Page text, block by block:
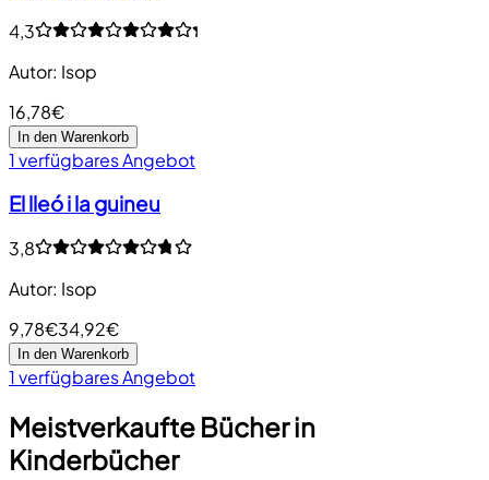
4,3
Autor: Isop
16,78€
In den Warenkorb
1 verfügbares Angebot
El lleó i la guineu
3,8
Autor: Isop
9,78€34,92€
In den Warenkorb
1 verfügbares Angebot
Meistverkaufte Bücher in
Kinderbücher